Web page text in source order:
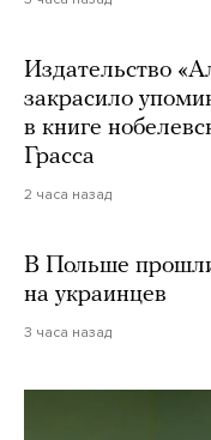
Издательство
закрасило
в книге
Грасса
2 часа назад
В Польше
на украинцев
3 часа назад